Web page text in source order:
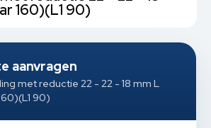
160)(L1 90)
aanvragen
met reductie 22 - 22 - 18 mm L
90)